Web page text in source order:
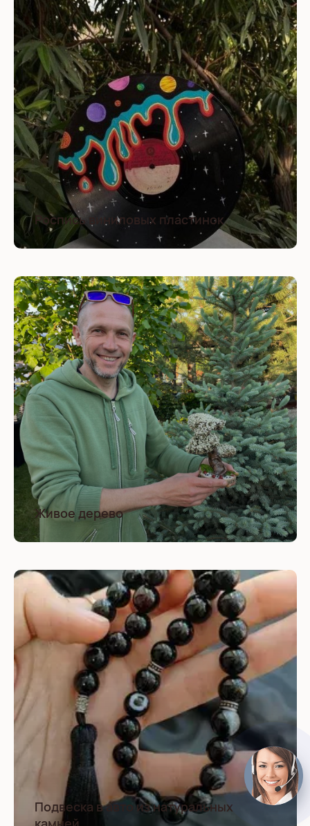
Роспись виниловых пластинок
Живое дерево
Подвеска в авто из натуральных